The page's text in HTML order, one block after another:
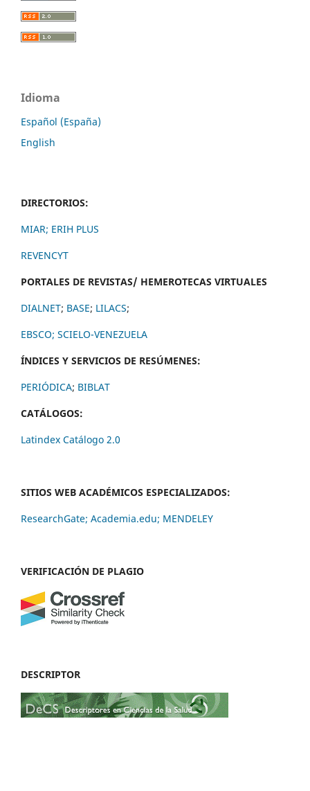
Idioma
Español (España)
English
DIRECTORIOS:
MIAR; ERIH PLUS
REVENCYT
PORTALES DE REVISTAS/ HEMEROTECAS VIRTUALES
DIALNET; BASE; LILACS;
EBSCO; SCIELO-VENEZUELA
ÍNDICES Y SERVICIOS DE RESÚMENES:
PERIÓDICA; BIBLAT
CATÁLOGOS:
Latindex Catálogo 2.0
SITIOS WEB ACADÉMICOS ESPECIALIZADOS:
ResearchGate; Academia.edu; MENDELEY
VERIFICACIÓN DE PLAGIO
DESCRIPTOR